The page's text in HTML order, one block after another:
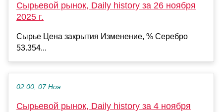
Сырьевой рынок, Daily history за 26 ноября
2025 г.
Сырье Цена закрытия Изменение, % Серебро
53.354...
02:00, 07 Ноя
Сырьевой рынок, Daily history за 4 ноября